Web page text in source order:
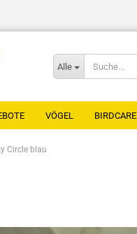
Alle
VÖGEL BIRDCARE
Circle blau